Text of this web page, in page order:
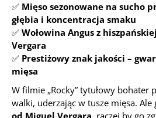
✅ Mięso sezonowane na sucho
głębia i koncentracja smaku
✅ Wołowina Angus z
Vergara
✅ Prestiżowy znak jakości –
mięsa
W filmie „Rocky” tytułowy bohater
walki, uderzając w tusze mięsa. Ale
od Miguel Vergara, raczej by go